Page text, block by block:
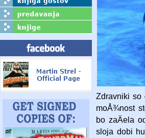
Zdravniki so
moÅ¾nost
bo zaÄela
sloja dobi